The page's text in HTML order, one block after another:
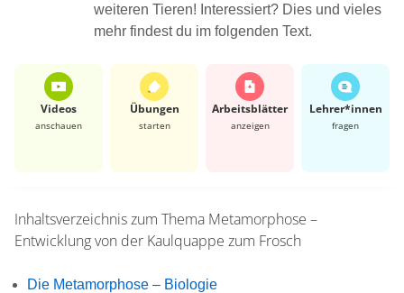
weiteren Tieren! Interessiert? Dies und vieles
mehr findest du im folgenden Text.
Videos
anschauen
Übungen
starten
Arbeits­blätter
anzeigen
Lehrer*​innen
fragen
Inhaltsverzeichnis zum Thema Metamorphose –
Entwicklung von der Kaulquappe zum Frosch
Die Metamorphose – Biologie